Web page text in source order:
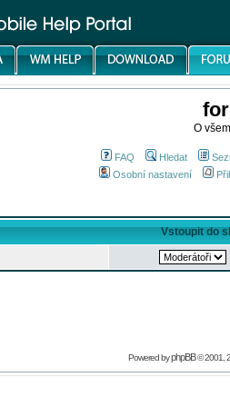
O
FAQ Hledat
Osobní nastavení
Vstoupit do
Powered byphpBB© 2001,